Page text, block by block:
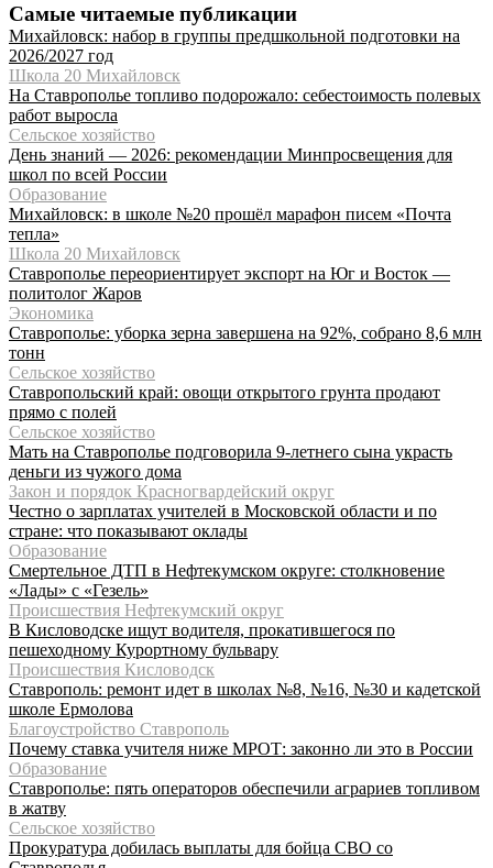
Самые читаемые публикации
Михайловск: набор в группы предшкольной подготовки на
2026/2027 год
Школа 20 Михайловск
На Ставрополье топливо подорожало: себестоимость полевых
работ выросла
Сельское хозяйство
День знаний — 2026: рекомендации Минпросвещения для
школ по всей России
Образование
Михайловск: в школе №20 прошёл марафон писем «Почта
тепла»
Школа 20 Михайловск
Ставрополье переориентирует экспорт на Юг и Восток —
политолог Жаров
Экономика
Ставрополье: уборка зерна завершена на 92%, собрано 8,6 млн
тонн
Сельское хозяйство
Ставропольский край: овощи открытого грунта продают
прямо с полей
Сельское хозяйство
Мать на Ставрополье подговорила 9-летнего сына украсть
деньги из чужого дома
Закон и порядок Красногвардейский округ
Честно о зарплатах учителей в Московской области и по
стране: что показывают оклады
Образование
Смертельное ДТП в Нефтекумском округе: столкновение
«Лады» с «Гезель»
Происшествия Нефтекумский округ
В Кисловодске ищут водителя, прокатившегося по
пешеходному Курортному бульвару
Происшествия Кисловодск
Ставрополь: ремонт идет в школах №8, №16, №30 и кадетской
школе Ермолова
Благоустройство Ставрополь
Почему ставка учителя ниже МРОТ: законно ли это в России
Образование
Ставрополье: пять операторов обеспечили аграриев топливом
в жатву
Сельское хозяйство
Прокуратура добилась выплаты для бойца СВО со